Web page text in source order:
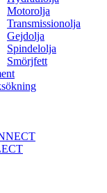
Motorolja
Transmissionolja
Gejdolja
Spindelolja
Smörjfett